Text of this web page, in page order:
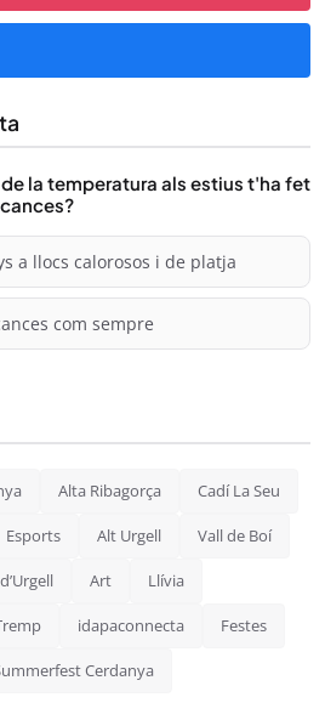
la temperatura als estius t'ha fet
a llocs calorosos i de platja
com sempre
Alta Ribagorça Cadí La Seu
Esports Alt Urgell Vall de Boí
Art Llívia
idapaconnecta Festes
Cerdanya